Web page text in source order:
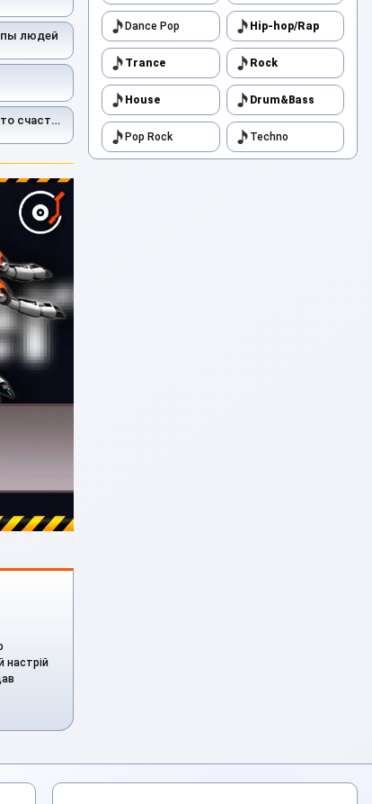
людей
счастье
настрій
Dance Pop Hip-hop/Rap
Trance Rock
House Drum&Bass
Pop Rock Techno